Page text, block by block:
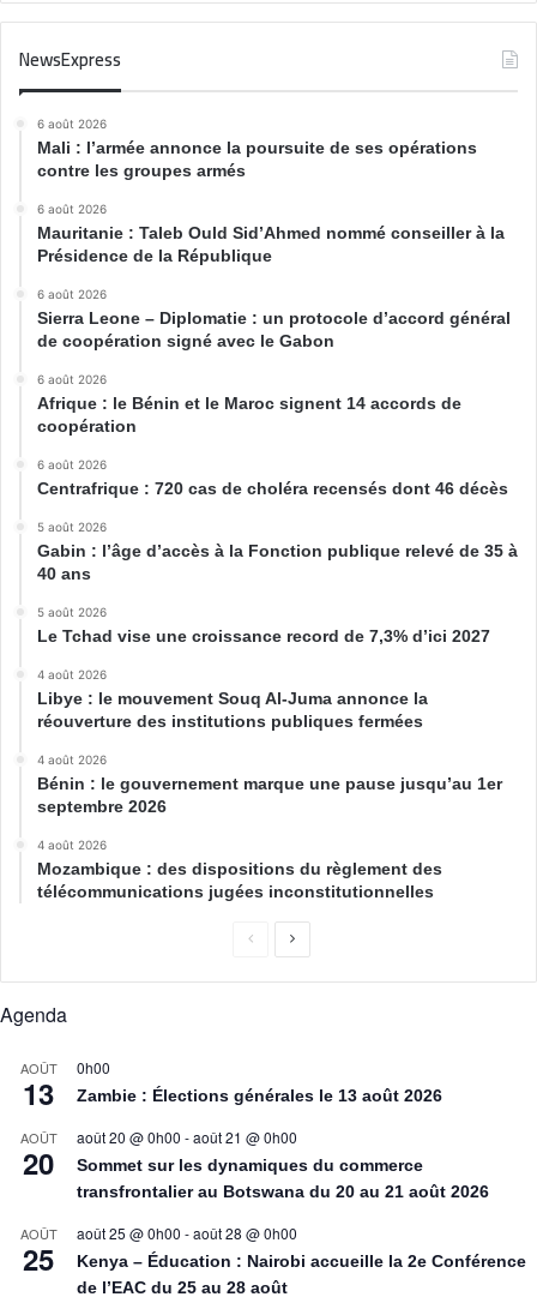
NewsExpress
6 août 2026
Mali : l’armée annonce la poursuite de ses opérations
contre les groupes armés
6 août 2026
Mauritanie : Taleb Ould Sid’Ahmed nommé conseiller à la
Présidence de la République
6 août 2026
Sierra Leone – Diplomatie : un protocole d’accord général
de coopération signé avec le Gabon
6 août 2026
Afrique : le Bénin et le Maroc signent 14 accords de
coopération
6 août 2026
Centrafrique : 720 cas de choléra recensés dont 46 décès
5 août 2026
Gabin : l’âge d’accès à la Fonction publique relevé de 35 à
40 ans
5 août 2026
Le Tchad vise une croissance record de 7,3% d’ici 2027
4 août 2026
Libye : le mouvement Souq Al-Juma annonce la
réouverture des institutions publiques fermées
4 août 2026
Bénin : le gouvernement marque une pause jusqu’au 1er
septembre 2026
4 août 2026
Mozambique : des dispositions du règlement des
télécommunications jugées inconstitutionnelles
Agenda
AOÛT
13
0h00
Zambie : Élections générales le 13 août 2026
AOÛT
20
août 20 @ 0h00 -août 21 @ 0h00
Sommet sur les dynamiques du commerce
transfrontalier au Botswana du 20 au 21 août 2026
AOÛT
25
août 25 @ 0h00 -août 28 @ 0h00
Kenya – Éducation : Nairobi accueille la 2e Conférence
de l’EAC du 25 au 28 août